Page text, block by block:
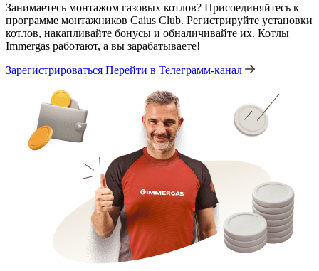
Занимаетесь монтажом газовых котлов? Присоединяйтесь к
программе монтажников Caius Club. Регистрируйте установки
котлов, накапливайте бонусы и обналичивайте их. Котлы
Immergas работают, а вы зарабатываете!
Зарегистрироваться Перейти в Телеграмм-канал